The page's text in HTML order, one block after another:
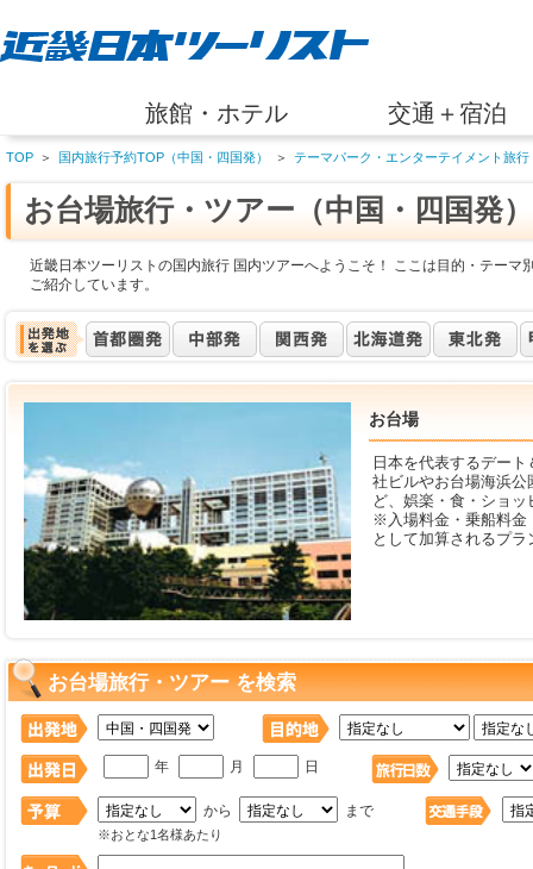
旅館・ホテル 交通＋宿泊
TOP ＞ 国内旅行予約TOP（中国・四国発） ＞ テーマパーク・エンターテイメント旅行
お台場旅行・ツアー（中国・四国発）
近畿日本ツーリストの国内旅行 国内ツアーへようこそ！ ここは目的・テーマ
ご紹介しています。
お台場
日本を代表するデー
社ビルやお台場海浜
ど、娯楽・食・ショ
※入場料金・乗船料金
として加算されるプ
お台場旅行・ツアー を検索
年 月 日
から まで
※おとな1名様あたり